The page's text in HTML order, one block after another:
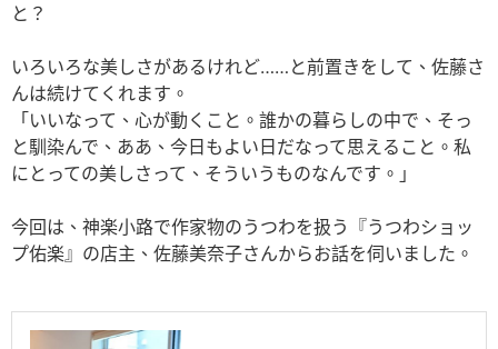
と？
いろいろな美しさがあるけれど……と前置きをして、佐藤さ
んは続けてくれます。
「いいなって、心が動くこと。誰かの暮らしの中で、そっ
と馴染んで、ああ、今日もよい日だなって思えること。私
にとっての美しさって、そういうものなんです。」
今回は、神楽小路で作家物のうつわを扱う『うつわショッ
プ佑楽』の店主、佐藤美奈子さんからお話を伺いました。